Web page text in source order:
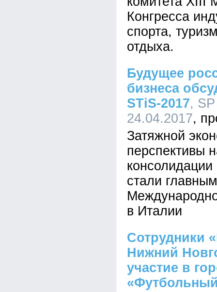
Конгресса
спорта,
отдыха.
Будущее
бизнеса
STiS-2017,
24.04.2017
Затяжной
перспективы
консолидации
стали
в Италии
Сотрудники
Нижний
участие в